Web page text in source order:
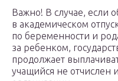
Важно! В случае, если
в академическом
по беременности и
за ребенком,
продолжает
учащийся не отчислен